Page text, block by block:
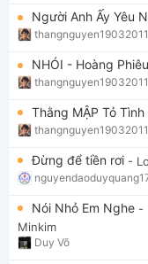
Yêu cầu hợp âm
Khóa học
Tắt quảng cáo
Người Anh Ấy Yêu
thangnguyen19032011
NHÓI - Hoàng Phiêu
thangnguyen19032011
Thằng MẬP Tỏ
thangnguyen19032011
Đừng để tiền rơi -
Nói Nhỏ Em Nghe -
Minkim
Duy Võ